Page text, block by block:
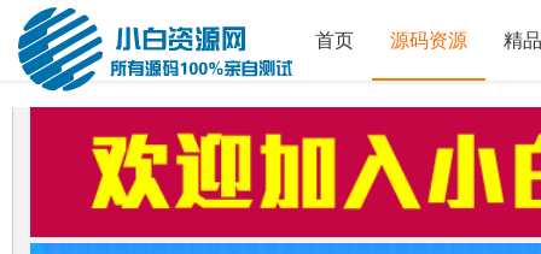
首页 源码资源 精